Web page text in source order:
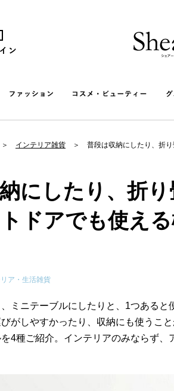
インテリア雑貨 普段は収納にしたり、折
にしたり、折
ドアでも使え
ア・生活雑貨
ミニテーブルにしたりと、1つあると
がしやすかったり、収納にも使うこ
4種ご紹介。インテリアのみならず、